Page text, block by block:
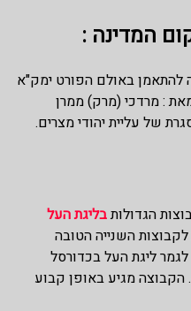
המדינה :
להתאמן באולם הפורט ימק"א
: מרדכי (מרק) ממרן
של עליית יהודי מצרים.
הגדולותבליגת העל
השנייה הטובה
הגיעה 7 פעמים לגמר ליגת העל בכדורסל
6 גביעי מדינה. הקבוצה מגיע באופן קבוע